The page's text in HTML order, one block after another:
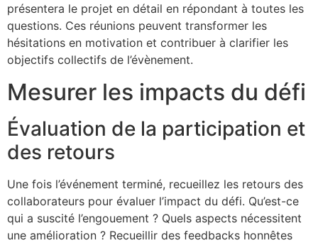
présentera le projet en détail en répondant à toutes les
questions. Ces réunions peuvent transformer les
hésitations en motivation et contribuer à clarifier les
objectifs collectifs de l’évènement.
Mesurer les impacts du défi
Évaluation de la participation et
des retours
Une fois l’événement terminé, recueillez les retours des
collaborateurs pour évaluer l’impact du défi. Qu’est-ce
qui a suscité l’engouement ? Quels aspects nécessitent
une amélioration ? Recueillir des feedbacks honnêtes